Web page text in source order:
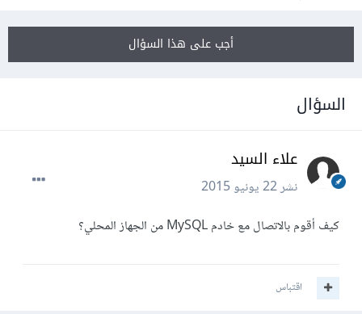
أجب على هذا السؤال
السؤال
علاء السيد
نشر22 يونيو 2015
كيف أقوم بالاتصال مع خادم MySQL من الجهاز المحلي؟
اقتباس